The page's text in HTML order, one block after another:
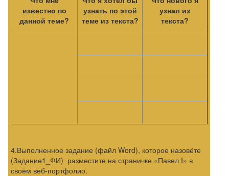
известно по
данной теме?
узнать по этой
теме из текста?
узнал из
текста?
4.Выполненное задание (файл Word), которое назовёте
(Задание1_ФИ) разместите на страничке «Павел I» в
своём веб-портфолио.